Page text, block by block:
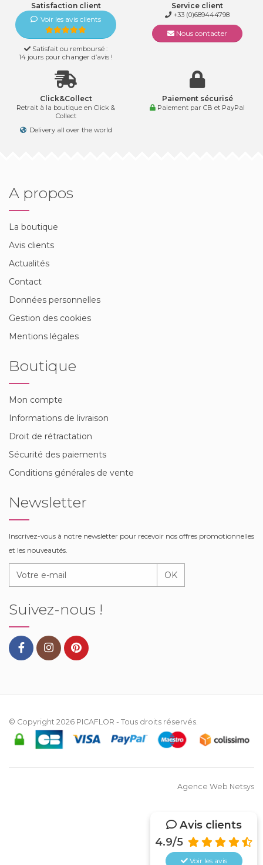
Satisfaction client
Voir les avis clients
Satisfait ou remboursé :
14 jours pour changer d’avis !
Service client
+33 (0)689444798
Nous contacter
Click&Collect
Retrait à la boutique en Click &
Collect
Delivery all over the world
Paiement sécurisé
Paiement par CB et PayPal
Avis clients
4.9/5
Voir les avis
A propos
La boutique
Avis clients
Actualités
Contact
Données personnelles
Gestion des cookies
Mentions légales
Boutique
Mon compte
Informations de livraison
Droit de rétractation
Sécurité des paiements
Conditions générales de vente
Newsletter
Inscrivez-vous à notre newsletter pour recevoir nos offres promotionnelles
et les nouveautés.
OK
Suivez-nous !
© Copyright 2026 PICAFLOR - Tous droits réservés.
Agence Web Netsys